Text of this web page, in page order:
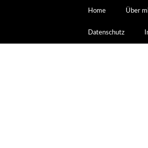
Home Über
Datenschutz